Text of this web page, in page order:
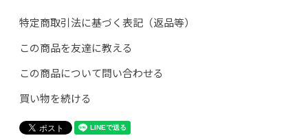
特定商取引法に基づく表記（返品等）
この商品を友達に教える
この商品について問い合わせる
買い物を続ける